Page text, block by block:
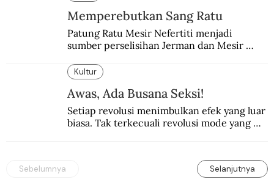
Memperebutkan Sang Ratu
Patung Ratu Mesir Nefertiti menjadi
sumber perselisihan Jerman dan Mesir
Kultur
Awas, Ada Busana Seksi!
Setiap revolusi menimbulkan efek yang luar
biasa. Tak terkecuali revolusi mode yang
Sebelumnya Selanjutnya